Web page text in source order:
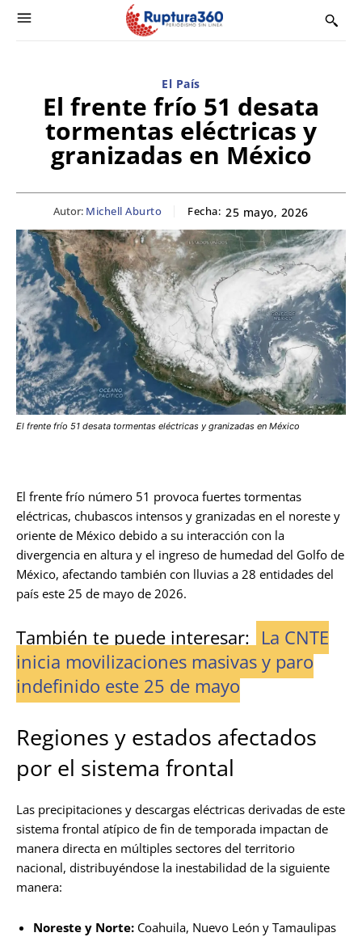
El País
El frente frío 51 desata
tormentas eléctricas y
granizadas en México
Autor: Michell Aburto Fecha: 25 mayo, 2026
El frente frío 51 desata tormentas eléctricas y granizadas en México
El frente frío número 51 provoca fuertes tormentas
eléctricas, chubascos intensos y granizadas en el noreste y
oriente de México debido a su interacción con la
divergencia en altura y el ingreso de humedad del Golfo de
México, afectando también con lluvias a 28 entidades del
país este 25 de mayo de 2026.
También te puede interesar: La CNTE
inicia movilizaciones masivas y paro
indefinido este 25 de mayo
Regiones y estados afectados
por el sistema frontal
Las precipitaciones y descargas eléctricas derivadas de este
sistema frontal atípico de fin de temporada impactan de
manera directa en múltiples sectores del territorio
nacional, distribuyéndose la inestabilidad de la siguiente
manera:
Noreste y Norte: Coahuila, Nuevo León y Tamaulipas